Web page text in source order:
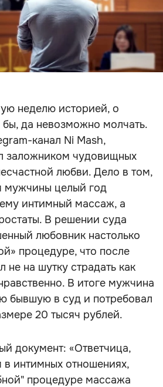
неделю историей, о
бы, да невозможно молчать.
канал Ni Mash,
заложником чудовищных
любви. Дело в том,
мужчины целый год
интимный массаж, а
В решении суда
любовник настолько
процедуре, что после
не на шутку страдать как
В итоге мужчина
бывшую в суд и потребовал
20 тысяч рублей.
документ: «Ответчица,
интимных отношениях,
процедуре массажа